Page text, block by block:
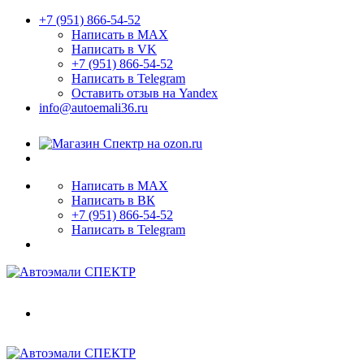
+7 (951) 866-54-52
Написать в MAX
Написать в VK
+7 (951) 866-54-52
Написать в Telegram
Оставить отзыв на Yandex
info@autoemali36.ru
Написать в MAX
Написать в ВК
+7 (951) 866-54-52
Написать в Telegram